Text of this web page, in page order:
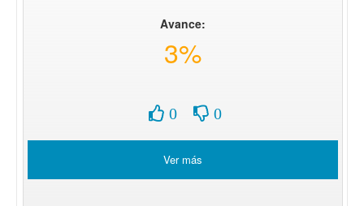
Avance:
3%
0 0
Ver más